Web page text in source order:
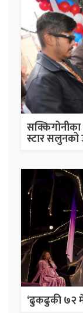
सक्किगोनीका
स्टार सलुनको
‘ढुकढुकी ७२